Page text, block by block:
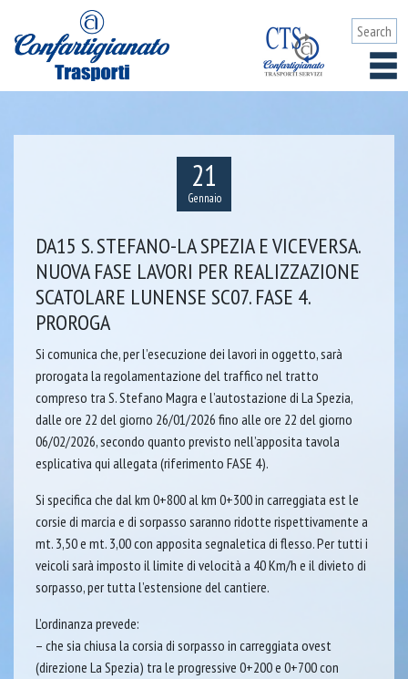
21
Gennaio
DA15 S. STEFANO-LA SPEZIA E VICEVERSA.
NUOVA FASE LAVORI PER REALIZZAZIONE
SCATOLARE LUNENSE SC07. FASE 4.
PROROGA
Si comunica che, per l’esecuzione dei lavori in oggetto, sarà
prorogata la regolamentazione del traffico nel tratto
compreso tra S. Stefano Magra e l’autostazione di La Spezia,
dalle ore 22 del giorno 26/01/2026 fino alle ore 22 del giorno
06/02/2026, secondo quanto previsto nell’apposita tavola
esplicativa qui allegata (riferimento FASE 4).
Si specifica che dal km 0+800 al km 0+300 in carreggiata est le
corsie di marcia e di sorpasso saranno ridotte rispettivamente a
mt. 3,50 e mt. 3,00 con apposita segnaletica di flesso. Per tutti i
veicoli sarà imposto il limite di velocità a 40 Km/h e il divieto di
sorpasso, per tutta l’estensione del cantiere.
L’ordinanza prevede:
– che sia chiusa la corsia di sorpasso in carreggiata ovest
(direzione La Spezia) tra le progressive 0+200 e 0+700 con